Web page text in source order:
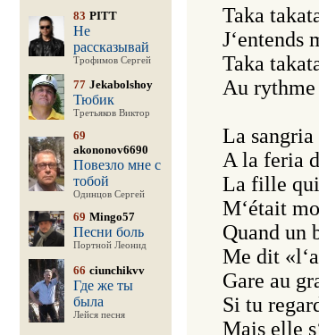
83 PITT
Не
рассказывай
Трофимов Сергей
77 Jekabolshoy
Тюбик
Третьяков Виктор
69
akononov6690
Повезло мне с
тобой
Одинцов Сергей
69 Mingo57
Песни боль
Портной Леонид
66 ciunchikvv
Где же ты
была
Лейся песня
Taka
J‘entends
Taka
Au rythme
La
A la feria
La fille
M‘était
Quand un
Me dit
Gare au
Si tu
Mais elle